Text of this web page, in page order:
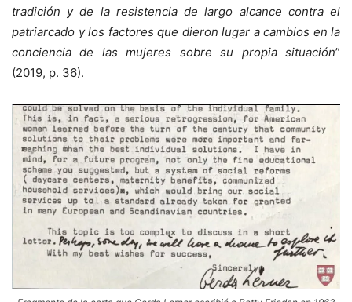
tradición y de la resistencia de largo alcance contra el
patriarcado y los factores que dieron lugar a cambios en la
conciencia de las mujeres sobre su propia situación”
(2019, p. 36).